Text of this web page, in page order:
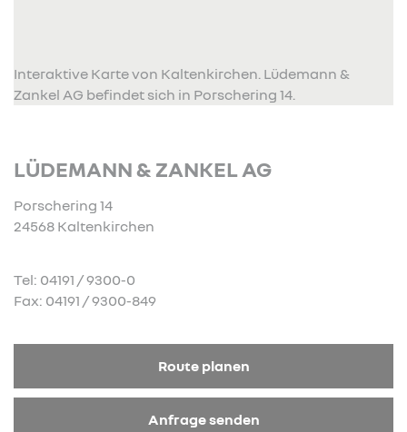
Interaktive Karte von Kaltenkirchen. Lüdemann &
Zankel AG befindet sich in Porschering 14.
LÜDEMANN & ZANKEL AG
Porschering 14
24568 Kaltenkirchen
Tel: 04191 / 9300-0
Fax: 04191 / 9300-849
Route planen
Anfrage senden